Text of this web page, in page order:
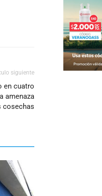
siguiente
en cuatro
amenaza
cosechas